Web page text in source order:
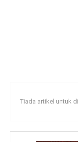
Tiada artikel untuk